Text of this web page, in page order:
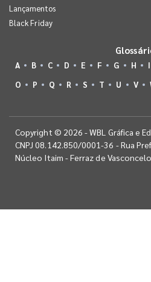
Lançamentos
Black Friday
A B C D E F G H I
O
P Q R S T U V
Copyright © 2026 - WBL Gráfica e
CNPJ 08.142.850/0001-36 - Rua
Núcleo Itaim - Ferraz de